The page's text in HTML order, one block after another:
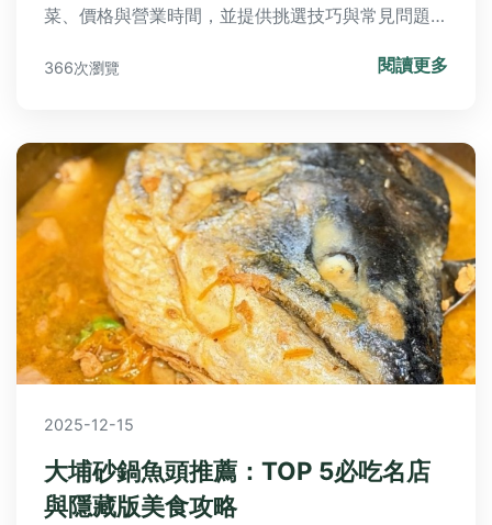
菜、價格與營業時間，並提供挑選技巧與常見問題解
366次瀏覽 閱讀更多
2025-12-15
大埔砂鍋魚頭推薦：TOP 5必吃名店
與隱藏版美食攻略